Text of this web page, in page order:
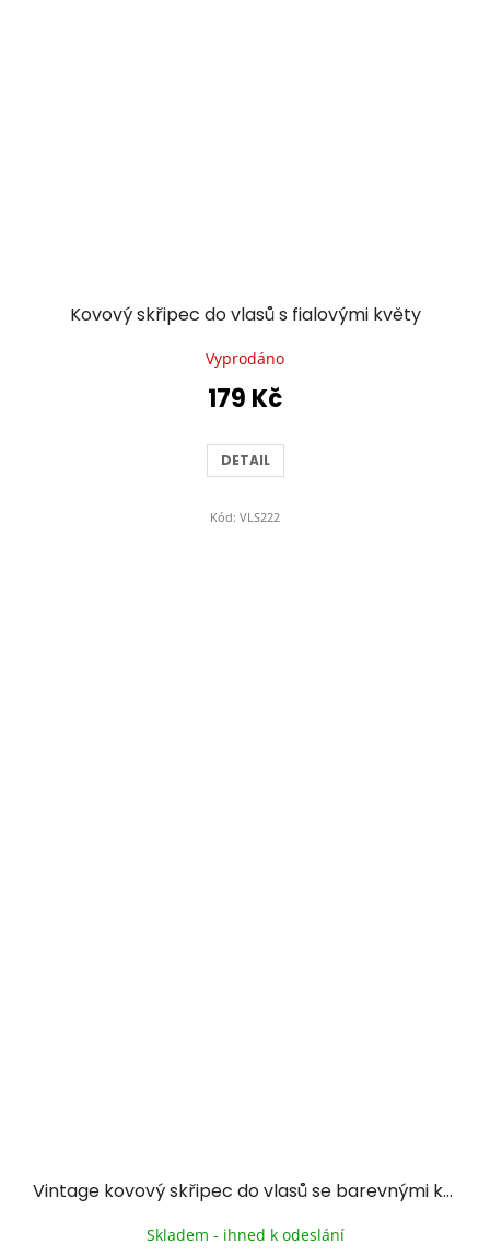
Kovový skřipec do vlasů s fialovými květy
Vyprodáno
179 Kč
DETAIL
Kód: VLS222
Vintage kovový skřipec do vlasů se barevnými kameny II.
Skladem - ihned k odeslání